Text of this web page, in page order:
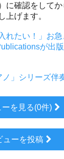
に確認をして
上げます。
れたい！」お急
が出
」シリーズ伴
ーを見る(0件)
ューを投稿